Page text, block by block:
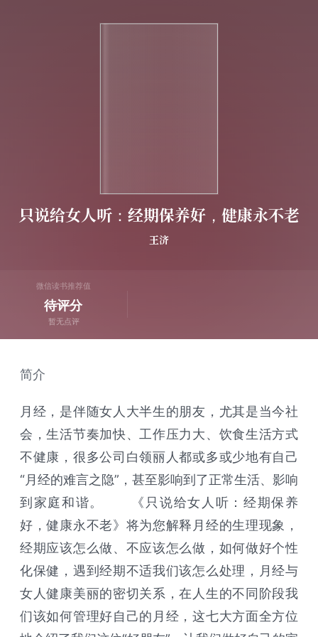
只说给女人听：经期保养好，健康永不老
王济
微信读书推荐值
待评分
暂无点评
简介
月经，是伴随女人大半生的朋友，尤其是当今社
会，生活节奏加快、工作压力大、饮食生活方式
不健康，很多公司白领丽人都或多或少地有自己
“月经的难言之隐”，甚至影响到了正常生活、影响
到家庭和谐。 《只说给女人听：经期保养
好，健康永不老》将为您解释月经的生理现象，
经期应该怎么做、不应该怎么做，如何做好个性
化保健，遇到经期不适我们该怎么处理，月经与
女人健康美丽的密切关系，在人生的不同阶段我
们该如何管理好自己的月经，这七大方面全方位